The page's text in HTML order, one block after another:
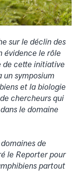
sur le déclin des
évidence le rôle
de cette initiative
symposium
et la biologie
chercheurs qui
le domaine
de
le Reporter pour
partout